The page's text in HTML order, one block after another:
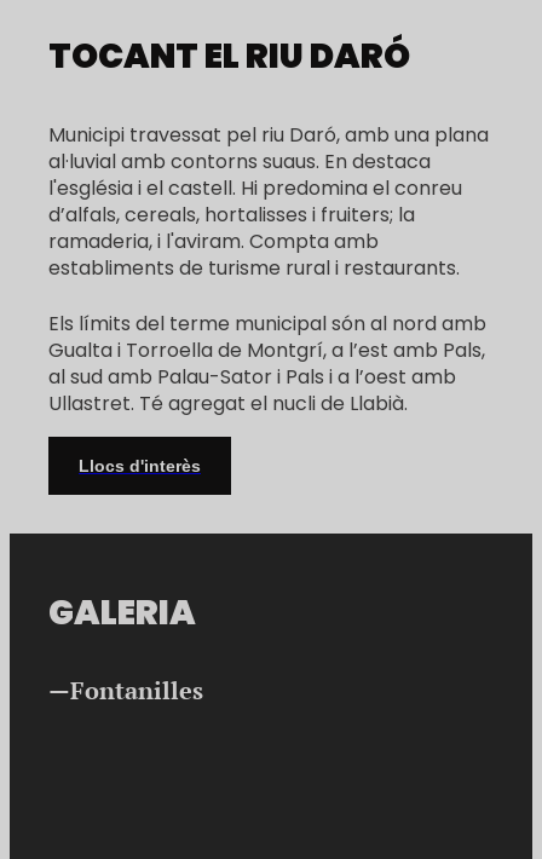
TOCANT EL RIU DARÓ
Municipi travessat pel riu Daró, amb una plana
al·luvial amb contorns suaus. En destaca
l'església i el castell. Hi predomina el conreu
d’alfals, cereals, hortalisses i fruiters; la
ramaderia, i l'aviram. Compta amb
establiments de turisme rural i restaurants.
Els límits del terme municipal són al nord amb
Gualta i Torroella de Montgrí, a l’est amb Pals,
al sud amb Palau-Sator i Pals i a l’oest amb
Ullastret. Té agregat el nucli de Llabià.
Llocs d'interès
Fontanilles
GALERIA